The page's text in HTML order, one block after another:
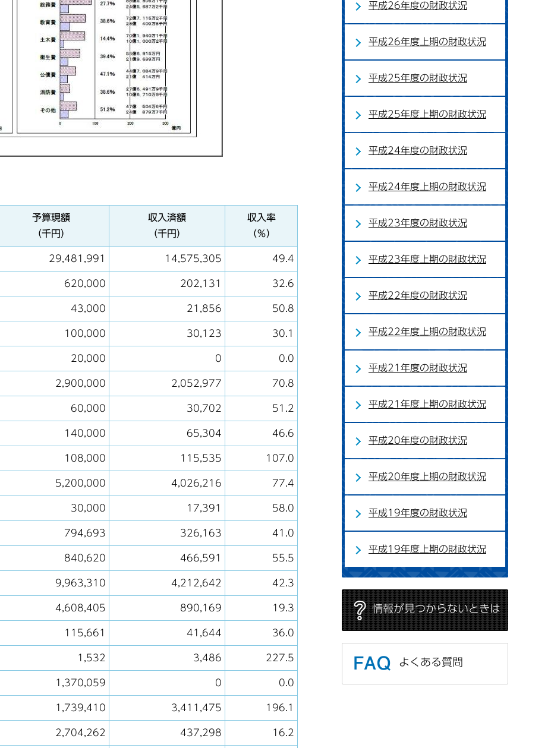
予算現額
（千円）
収入済額
（千円）
収入率
（％）
29,481,991 14,575,305 49.4
620,000 202,131 32.6
43,000 21,856 50.8
100,000 30,123 30.1
20,000 0 0.0
2,900,000 2,052,977 70.8
60,000 30,702 51.2
140,000 65,304 46.6
108,000 115,535 107.0
5,200,000 4,026,216 77.4
30,000 17,391 58.0
794,693 326,163 41.0
840,620 466,591 55.5
9,963,310 4,212,642 42.3
4,608,405 890,169 19.3
115,661 41,644 36.0
1,532 3,486 227.5
1,370,059 0 0.0
1,739,410 3,411,475 196.1
2,704,262 437,298 16.2
平成26年度の財政状況
平成26年度上期の財政状況
平成25年度の財政状況
平成25年度上期の財政状況
平成24年度の財政状況
平成24年度上期の財政状況
平成23年度の財政状況
平成23年度上期の財政状況
平成22年度の財政状況
平成22年度上期の財政状況
平成21年度の財政状況
平成21年度上期の財政状況
平成20年度の財政状況
平成20年度上期の財政状況
平成19年度の財政状況
平成19年度上期の財政状況
情報が見つからないときは
よくある質問